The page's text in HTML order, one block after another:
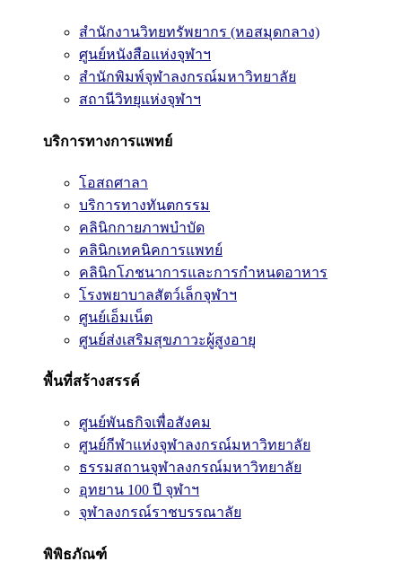
สำนักงานวิทยทรัพยากร (หอสมุดกลาง)
ศูนย์หนังสือแห่งจุฬาฯ
สำนักพิมพ์จุฬาลงกรณ์มหาวิทยาลัย
สถานีวิทยุแห่งจุฬาฯ
บริการทางการแพทย์
โอสถศาลา
บริการทางทันตกรรม
คลินิกกายภาพบำบัด
คลินิกเทคนิคการแพทย์
คลินิกโภชนาการและการกำหนดอาหาร
โรงพยาบาลสัตว์เล็กจุฬาฯ
ศูนย์เอ็มเน็ต
ศูนย์ส่งเสริมสุขภาวะผู้สูงอายุ
พื้นที่สร้างสรรค์
ศูนย์พันธกิจเพื่อสังคม
ศูนย์กีฬาแห่งจุฬาลงกรณ์มหาวิทยาลัย
ธรรมสถานจุฬาลงกรณ์มหาวิทยาลัย
อุทยาน 100 ปี จุฬาฯ
จุฬาลงกรณ์ราชบรรณาลัย
พิพิธภัณฑ์